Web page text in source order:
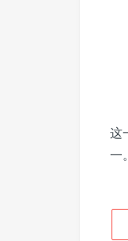
这
一